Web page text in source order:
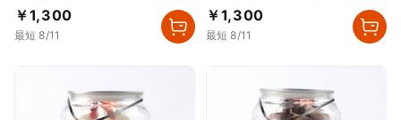
スタード）
￥1,300
最短 8/11
ョコレート）
￥1,300
最短 8/11